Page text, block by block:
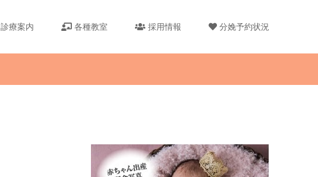
診療案内 各種教室 採用情報 分娩予約状況